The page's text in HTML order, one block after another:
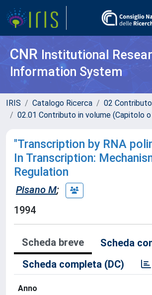
CNR Institutional
Information System
IRIS Catalogo Ricerca
02
02.01 Contributo in volume (Capitolo
"Transcription by RNA
In Transcription:
Regulation
Pisano M;
1994
Scheda breve
Scheda
Scheda completa (DC)
Anno